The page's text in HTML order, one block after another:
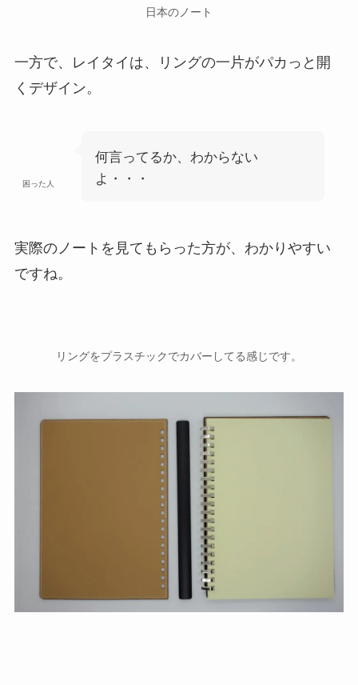
日本のノート
一方で、レイタイは、リングの一片がパカっと開
くデザイン。
困った人
何言ってるか、わからない
よ・・・
実際のノートを見てもらった方が、わかりやすい
ですね。
リングをプラスチックでカバーしてる感じです。